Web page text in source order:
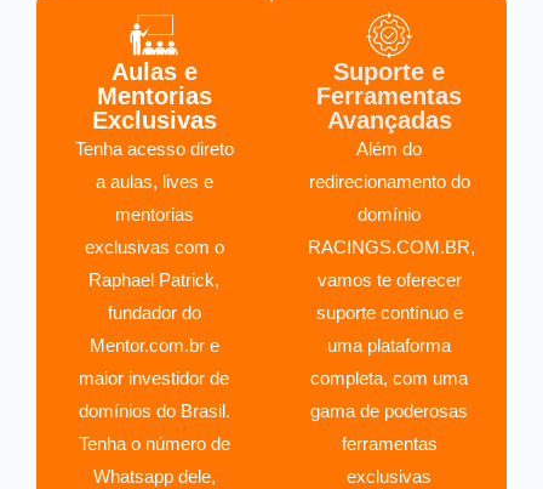
Aulas e
Mentorias
Exclusivas
Tenha acesso direto
a aulas, lives e
mentorias
exclusivas com o
Raphael Patrick,
fundador do
Mentor.com.br e
maior investidor de
domínios do Brasil.
Tenha o número de
Whatsapp dele,
Suporte e
Ferramentas
Avançadas
Além do
redirecionamento do
domínio
RACINGS.COM.BR,
vamos te oferecer
suporte contínuo e
uma plataforma
completa, com uma
gama de poderosas
ferramentas
exclusivas